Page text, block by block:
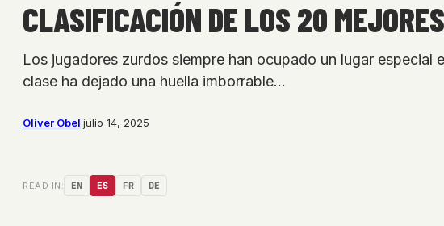
CLASIFICACIÓN DE LOS 20
Los jugadores zurdos siempre han ocupado un lugar
clase ha dejado una huella imborrable…
Oliver Obel·julio 14, 2025
READ IN: EN ES FR DE